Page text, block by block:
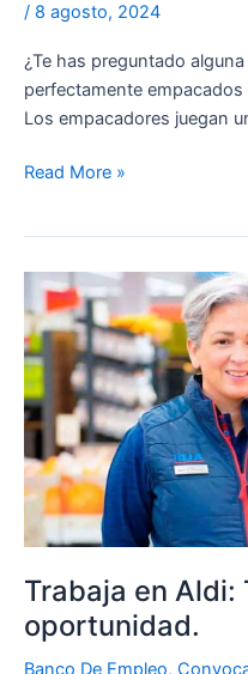
/ 8 agosto, 2024
¿Te has preguntado
perfectamente
Los empacadores juegan
Read More »
Trabaja en Aldi:
oportunidad.
Banco De Empleo,
Trabaja
en
Aldi:
Tu
próxima
gran
oportunidad.